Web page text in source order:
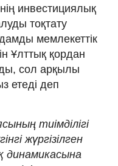
инвестициялық
тоқтату
мемлекеттік
Ұлттық қордан
сол арқылы
етеді деп
тиімділігі
жүргізілген
динамикасына